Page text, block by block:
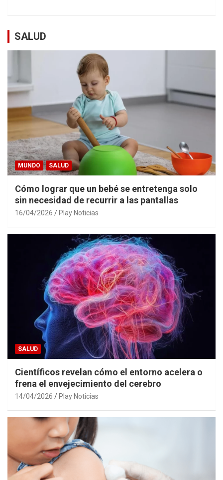
SALUD
MUNDO SALUD
Cómo lograr que un bebé se entretenga solo
sin necesidad de recurrir a las pantallas
16/04/2026 Play Noticias
SALUD
Científicos revelan cómo el entorno acelera o
frena el envejecimiento del cerebro
14/04/2026 Play Noticias